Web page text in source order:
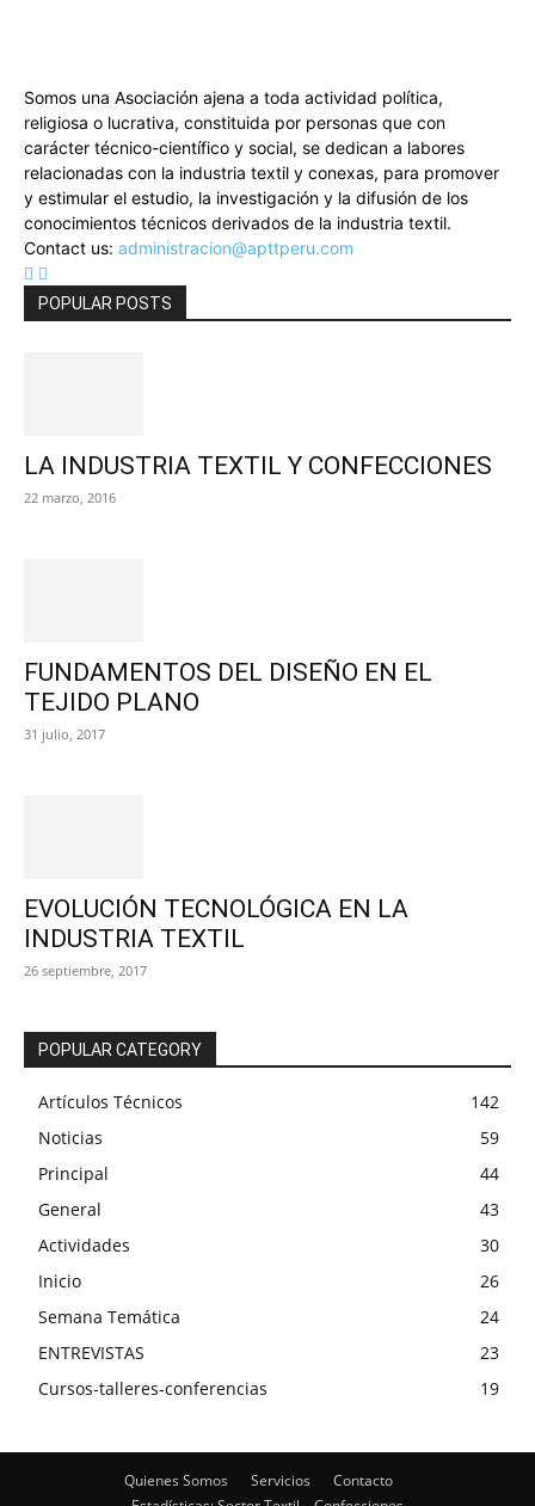
Somos una Asociación ajena a toda actividad política,
religiosa o lucrativa, constituida por personas que con
carácter técnico-científico y social, se dedican a labores
relacionadas con la industria textil y conexas, para promover
y estimular el estudio, la investigación y la difusión de los
conocimientos técnicos derivados de la industria textil.
Contact us: administracion@apttperu.com
POPULAR POSTS
LA INDUSTRIA TEXTIL Y CONFECCIONES
22 marzo, 2016
FUNDAMENTOS DEL DISEÑO EN EL
TEJIDO PLANO
31 julio, 2017
EVOLUCIÓN TECNOLÓGICA EN LA
INDUSTRIA TEXTIL
26 septiembre, 2017
POPULAR CATEGORY
Artículos Técnicos
142
Noticias
59
Principal
44
General
43
Actividades
30
Inicio
26
Semana Temática
24
ENTREVISTAS
23
Cursos-talleres-conferencias
19
Quienes Somos Servicios
Contacto